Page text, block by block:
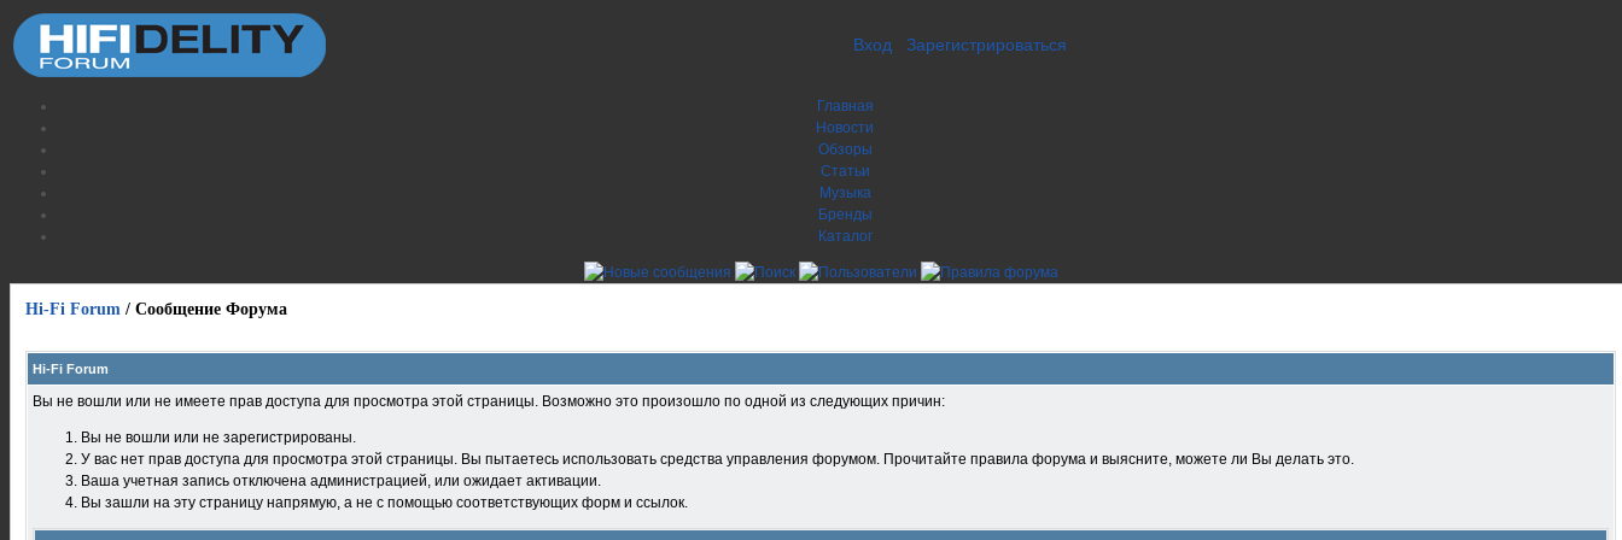
Вход Зарегистрироваться
Главная
Новости
Обзоры
Статьи
Музыка
Бренды
Каталог
Hi-Fi Forum / Сообщение Форума
Hi-Fi Forum
Вы не вошли или не имеете прав доступа для просмотра этой страницы. Возможно это произошло по одной из следующих причин:
Вы не вошли или не зарегистрированы.
У вас нет прав доступа для просмотра этой страницы. Вы пытаетесь использовать средства управления форумом. Прочитайте правила форума и выясните, можете ли Вы делать это.
Ваша учетная запись отключена администрацией, или ожидает активации.
Вы зашли на эту страницу напрямую, а не с помощью соответствующих форм и ссылок.